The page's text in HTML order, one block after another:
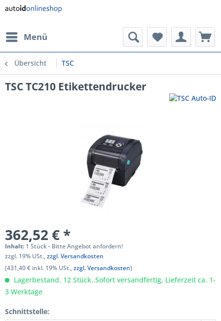
Menü
Übersicht TSC
TSC TC210 Etikettendrucker
362,52 € *
Inhalt: 1 Stück - Bitte Angebot anfordern!
zzgl. 19% USt.,zzgl. Versandkosten
(431,40 € inkl. 19% USt.,zzgl. Versandkosten)
Lagerbestand. 12 Stück..Sofort versandfertig, Lieferzeit ca. 1-
3 Werktage
Schnittstelle: